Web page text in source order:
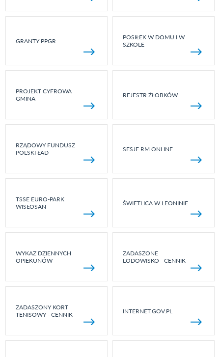
GRANTY PPGR
POSIŁEK W DOMU I W
SZKOLE
PROJEKT CYFROWA
GMINA
REJESTR ŻŁOBKÓW
RZĄDOWY FUNDUSZ
POLSKI ŁAD
SESJE RM ONLINE
TSSE EURO-PARK
WISŁOSAN
ŚWIETLICA W LEONINIE
WYKAZ DZIENNYCH
OPIEKUNÓW
ZADASZONE
LODOWISKO - CENNIK
ZADASZONY KORT
TENISOWY - CENNIK
INTERNET.GOV.PL